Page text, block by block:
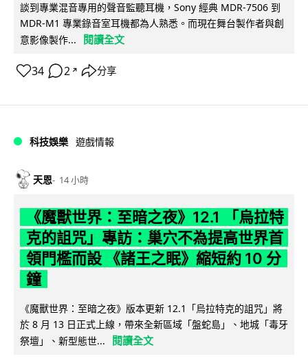
談到專業混音專用的聲音監聽耳機，Sony 經典 MDR-7506 到
MDR-M1 專業錄音室耳機都為人熟悉。而現在舞台製作者與創
意影像製作...
閱讀全文
34 2 ↗ 分享
科技娛樂 遊戲情報
天恩 14 小時
《魔獸世界：至暗之夜》12.1 「烏拉特
克的詛咒」專訪：巢穴不為提高世界首
領門檻而設 《諸王之眠》縮短約 10 分
鐘
《魔獸世界：至暗之夜》版本更新 12.1「烏拉特克的詛咒」將
於 8 月 13 日正式上線，帶來全新區域「盤蛇島」、地城「毒牙
祭壇」、新型態世...
閱讀全文